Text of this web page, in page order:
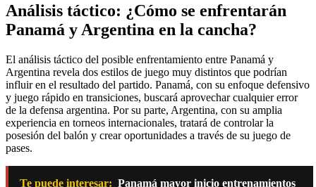
Análisis táctico: ¿Cómo se enfrentarán
Panamá y Argentina en la cancha?
El análisis táctico del posible enfrentamiento entre Panamá y
Argentina revela dos estilos de juego muy distintos que podrían
influir en el resultado del partido. Panamá, con su enfoque defensivo
y juego rápido en transiciones, buscará aprovechar cualquier error
de la defensa argentina. Por su parte, Argentina, con su amplia
experiencia en torneos internacionales, tratará de controlar la
posesión del balón y crear oportunidades a través de su juego de
pases.
Te puede interesar: Panamá mayor inicio entrenamientos